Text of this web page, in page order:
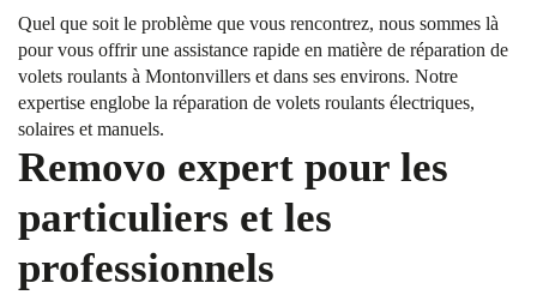
Quel que soit le problème que vous rencontrez, nous sommes là
pour vous offrir une assistance rapide en matière de réparation de
volets roulants à Montonvillers et dans ses environs. Notre
expertise englobe la réparation de volets roulants électriques,
solaires et manuels.
Removo expert pour les
particuliers et les
professionnels